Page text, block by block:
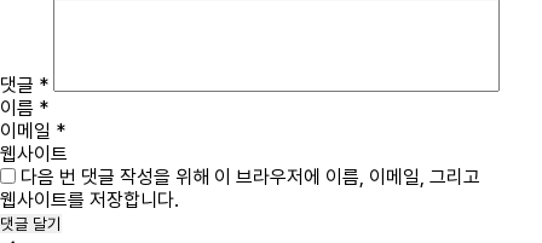
댓글 *
이름 *
이메일 *
웹사이트
다음 번 댓글 작성을 위해 이 브라우저에 이름, 이메일, 그리고
웹사이트를 저장합니다.